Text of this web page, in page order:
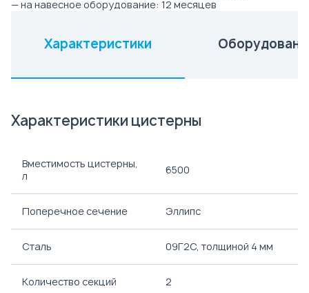
— на навесное оборудование: 12 месяцев
Характеристики
Характеристики цистерны
Вместимость цистерны,
л
6500
Поперечное сечение Эллипс
Сталь 09Г2С, толщиной 4 мм
Количество секций 2